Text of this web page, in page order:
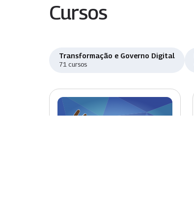
Cursos
Transformação e Governo Digital
71 cursos